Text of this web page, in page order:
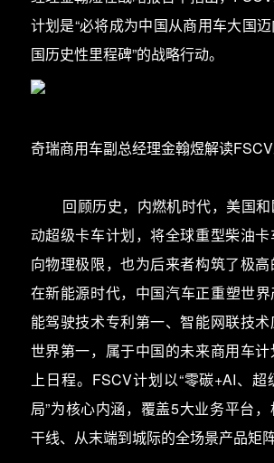
计划是“必将成为中国从商用车大国
国历史性里程碑”的战略行动。
奇瑞商用车副总经理金翰煜解读
回顾历史，内燃机时代，美国和
动超级卡车计划，将全球重型柴油
向物理极限，也为后来者构筑了极
在新能源时代，中国汽车正重塑世
能驾驶技术专利第一、智能网联技
世界第一，属于中国的未来商用车
上日程。FSCV计划以“零碳+AI、
局”为核心内涵，覆盖5大业务平台
干线、从末端到城际的全场景产品矩阵